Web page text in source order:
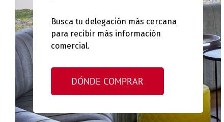
Busca tu delegación más cercana
para recibir más información
comercial.
DÓNDE COMPRAR